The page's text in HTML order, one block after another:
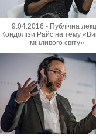
9.04.2016 - Публічна
Кондолізи Райс на тему
мінливого світу»